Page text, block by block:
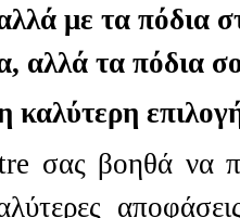
με τα πόδια
αλλά τα πόδια
καλύτερη
σας βοηθά να